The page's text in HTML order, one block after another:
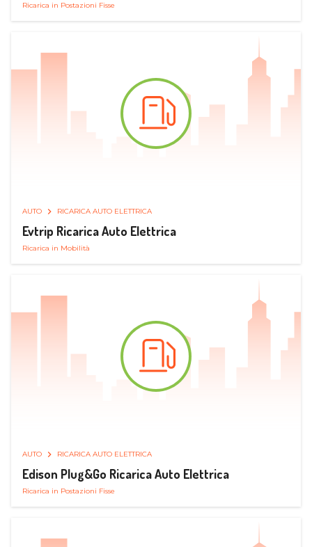
Ricarica in Postazioni Fisse
AUTO RICARICA AUTO ELETTRICA
Evtrip Ricarica Auto Elettrica
Ricarica in Mobilità
AUTO RICARICA AUTO ELETTRICA
Edison Plug&Go Ricarica Auto Elettrica
Ricarica in Postazioni Fisse